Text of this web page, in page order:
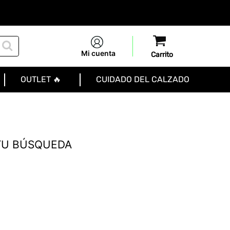
Mi cuenta
OUTLET 🔥 CUIDADO DEL CALZADO
BÚSQUEDA